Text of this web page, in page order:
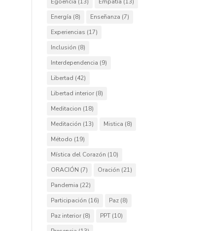
Energía (8) Enseñanza (7)
Experiencias (17)
Inclusión (8)
Interdependencia (9)
Libertad (42)
Libertad interior (8)
Meditacion (18)
Meditación (13) Mistica (8)
Método (19)
Mística del Corazón (10)
ORACIÓN (7) Oración (21)
Pandemia (22)
Participación (16) Paz (8)
Paz interior (8) PPT (10)